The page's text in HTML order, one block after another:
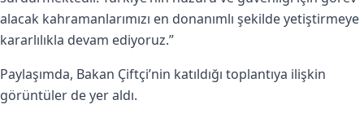
alacak kahramanlarımızı en donanımlı şekilde yetiştirmeye
kararlılıkla devam ediyoruz.”
Paylaşımda, Bakan Çiftçi’nin katıldığı toplantıya ilişkin
görüntüler de yer aldı.